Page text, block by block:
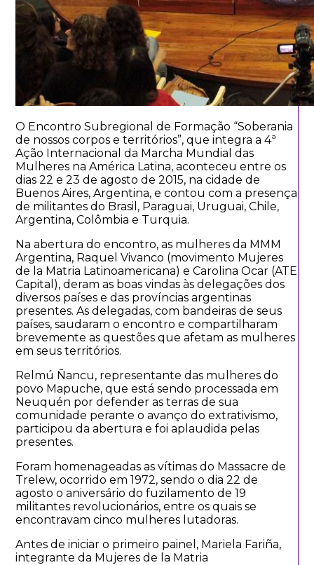
O Encontro Subregional de Formação “Soberania
de nossos corpos e territórios”, que integra a 4ª
Ação Internacional da Marcha Mundial das
Mulheres na América Latina, aconteceu entre os
dias 22 e 23 de agosto de 2015, na cidade de
Buenos Aires, Argentina, e contou com a presença
de militantes do Brasil, Paraguai, Uruguai, Chile,
Argentina, Colômbia e Turquia.
Na abertura do encontro, as mulheres da MMM
Argentina, Raquel Vivanco (movimento Mujeres
de la Matria Latinoamericana) e Carolina Ocar (ATE
Capital), deram as boas vindas às delegações dos
diversos países e das províncias argentinas
presentes. As delegadas, com bandeiras de seus
países, saudaram o encontro e compartilharam
brevemente as questões que afetam as mulheres
em seus territórios.
Relmú Ñancu, representante das mulheres do
povo Mapuche, que está sendo processada em
Neuquén por defender as terras de sua
comunidade perante o avanço do extrativismo,
participou da abertura e foi aplaudida pelas
presentes.
Foram homenageadas as vítimas do Massacre de
Trelew, ocorrido em 1972, sendo o dia 22 de
agosto o aniversário do fuzilamento de 19
militantes revolucionários, entre os quais se
encontravam cinco mulheres lutadoras.
Antes de iniciar o primeiro painel, Mariela Fariña,
integrante da Mujeres de la Matria